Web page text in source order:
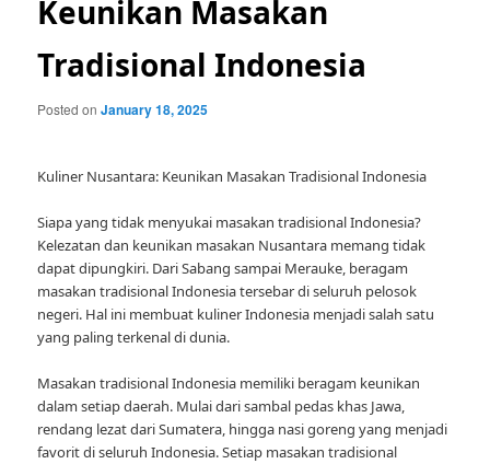
Keunikan Masakan
Tradisional Indonesia
Posted onJanuary 18, 2025
Kuliner Nusantara: Keunikan Masakan Tradisional Indonesia
Siapa yang tidak menyukai masakan tradisional Indonesia?
Kelezatan dan keunikan masakan Nusantara memang tidak
dapat dipungkiri. Dari Sabang sampai Merauke, beragam
masakan tradisional Indonesia tersebar di seluruh pelosok
negeri. Hal ini membuat kuliner Indonesia menjadi salah satu
yang paling terkenal di dunia.
Masakan tradisional Indonesia memiliki beragam keunikan
dalam setiap daerah. Mulai dari sambal pedas khas Jawa,
rendang lezat dari Sumatera, hingga nasi goreng yang menjadi
favorit di seluruh Indonesia. Setiap masakan tradisional